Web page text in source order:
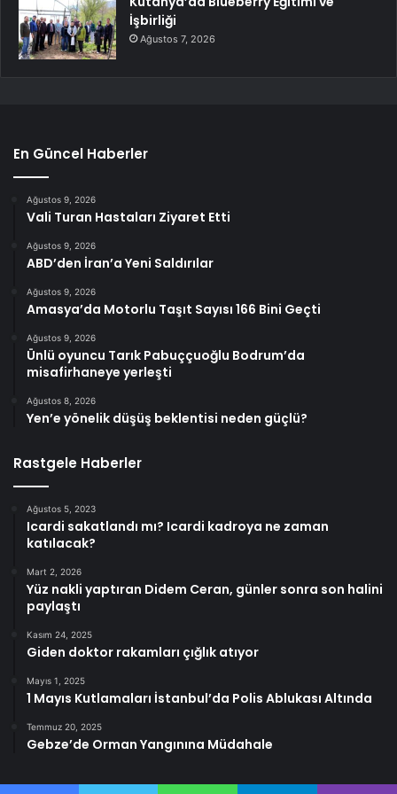
İşbirliği
Ağustos 7, 2026
En Güncel Haberler
Ağustos 9, 2026
Vali Turan Hastaları Ziyaret Etti
Ağustos 9, 2026
ABD’den İran’a Yeni Saldırılar
Ağustos 9, 2026
Amasya’da Motorlu Taşıt Sayısı 166 Bini Geçti
Ağustos 9, 2026
Ünlü oyuncu Tarık Pabuççuoğlu Bodrum’da
misafirhaneye yerleşti
Ağustos 8, 2026
Yen’e yönelik düşüş beklentisi neden güçlü?
Rastgele Haberler
Ağustos 5, 2023
Icardi sakatlandı mı? Icardi kadroya ne zaman
katılacak?
Mart 2, 2026
Yüz nakli yaptıran Didem Ceran, günler sonra son halini
paylaştı
Kasım 24, 2025
Giden doktor rakamları çığlık atıyor
Mayıs 1, 2025
1 Mayıs Kutlamaları İstanbul’da Polis Ablukası Altında
Temmuz 20, 2025
Gebze’de Orman Yangınına Müdahale